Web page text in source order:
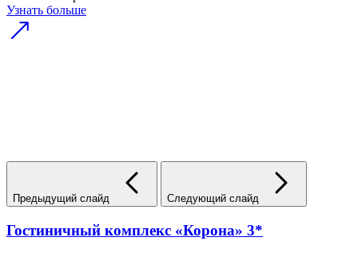
Узнать больше
Предыдущий слайд Следующий слайд
Гостиничный комплекс «Корона» 3*